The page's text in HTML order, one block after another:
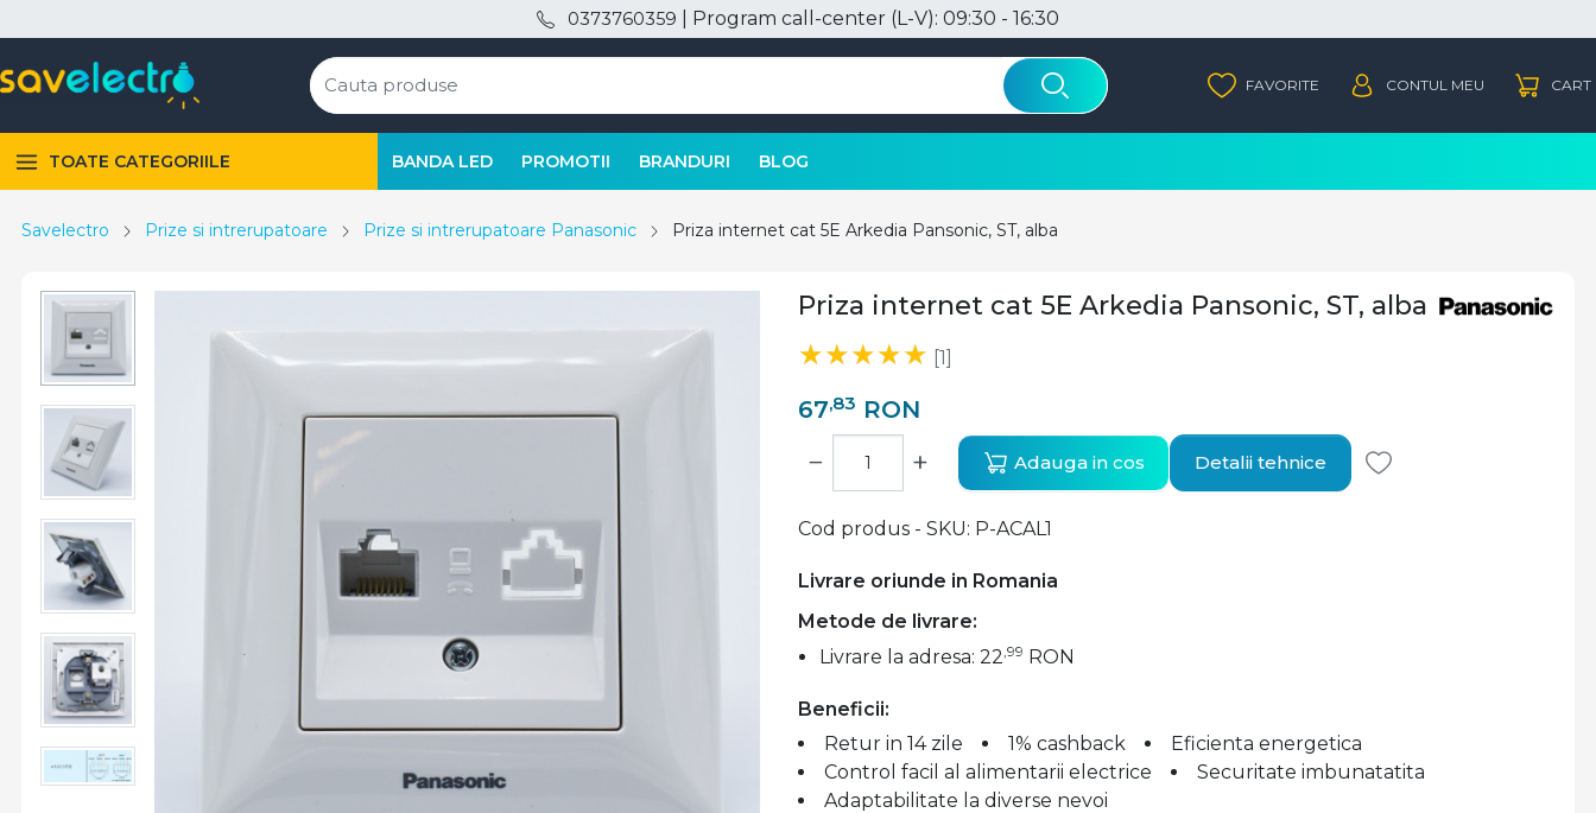
0373760359 | Program call-center (L-V): 09:30 - 16:30
TOATE CATEGORIILE BANDA LED PROMOTII BRANDURI BLOG
Savelectro Prize si intrerupatoare Prize si intrerupatoare Panasonic Priza internet cat 5E Arkedia Pansonic, ST, alba
Priza internet cat 5E Arkedia Pansonic, ST, alba
[1]
67,83 RON
Livrare oriunde in Romania
Cod produs - SKU P-ACAL1
Metode de livrare:
Livrare la adresa: 22,99 RON
− + Adauga in cos Detalii tehnice
Beneficii:
Retur in 14 zile
1% cashback
Eficienta energetica
Control facil al alimentarii electrice
Securitate imbunatatita
Adaptabilitate la diverse nevoi